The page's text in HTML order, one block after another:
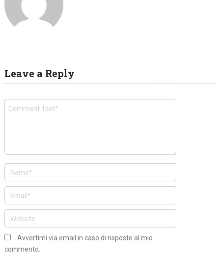
Leave a Reply
Avvertimi via email in caso di risposte al mio
commento.